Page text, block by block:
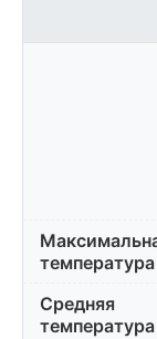
температура
Средняя
температура